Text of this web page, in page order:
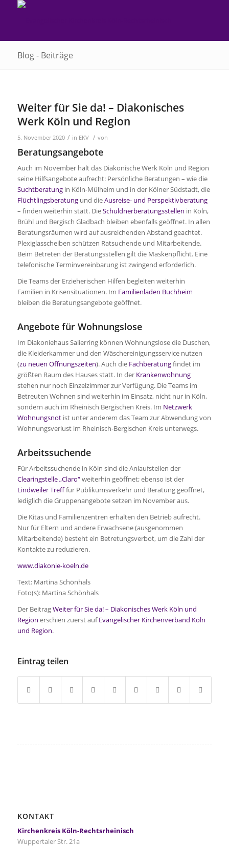
Blog - Beiträge
Weiter für Sie da! – Diakonisches
Werk Köln und Region
5. November 2020 / in EKV / von
Beratungsangebote
Auch im November hält das Diakonische Werk Köln und Region
seine Hilfsangebote aufrecht: Persönliche Beratungen – wie die
Suchtberatungin Köln-Mülheim und in der Kölner Südstadt, die
Flüchtlingsberatungund dieAusreise- und Perspektivberatung
– finden weiterhin statt. DieSchuldnerberatungsstellen in Köln,
Brühl und Bergisch Gladbach bleiben ebenfalls geöffnet. In allen
Beratungsräumen wird auf ausreichenden Abstand geachtet.
Plexiglasscheiben schützen Ratsuchende und Mitarbeitende.
Beim Betreten der Beratungsstellen gilt die Maskenpflicht. Eine
telefonische Terminvereinbarung ist zwingend erforderlich.
Die Teams der Erzieherischen Hilfen begleiten weiterhin
Familien in Krisensituationen. Im Familienladen Buchheim
bleiben die Beratungsangebote geöffnet.
Angebote für Wohnungslose
Im Diakoniehaus Salierring können Wohnungslose die Duschen,
die Kleiderkammer und den Wäschereinigungsservice nutzen
(zu neuen Öffnungszeiten). Auch die Fachberatungfindet im
größten Raum des Hauses statt. In der Krankenwohnung
stehen nur noch Einzelzimmer zur Verfügung. Die Teams im
Betreuten Wohnen sind weiterhin im Einsatz, nicht nur in Köln,
sondern auch im Rheinisch Bergischen Kreis. Im Netzwerk
Wohnungsnotist unter anderem das Team zur Abwendung von
Wohnungsverlust im Rheinisch-Bergischen Kreis unterwegs.
Arbeitssuchende
Für Arbeitssuchende in Köln sind die Anlaufstellen der
Clearingstelle „Claro“weiterhin geöffnet; ebenso ist der
Lindweiler Trefffür Publikumsverkehr und Beratung geöffnet,
lediglich die Gruppenangebote setzen im November aus.
Die Kitas und Familienzentren erhalten den Betrieb aufrecht.
Nur für Eltern und andere Erwachsene (ausgenommen
Mitarbeitende) besteht ein Betretungsverbot, um die Zahl der
Kontakte zu reduzieren.
www.diakonie-koeln.de
Text: Martina Schönhals
Foto(s): Martina Schönhals
Der BeitragWeiter für Sie da! – Diakonisches Werk Köln und
Region erschien zuerst aufEvangelischer Kirchenverband Köln
und Region.
Eintrag teilen
KONTAKT
Kirchenkreis Köln-Rechtsrheinisch
Wuppertaler Str. 21a